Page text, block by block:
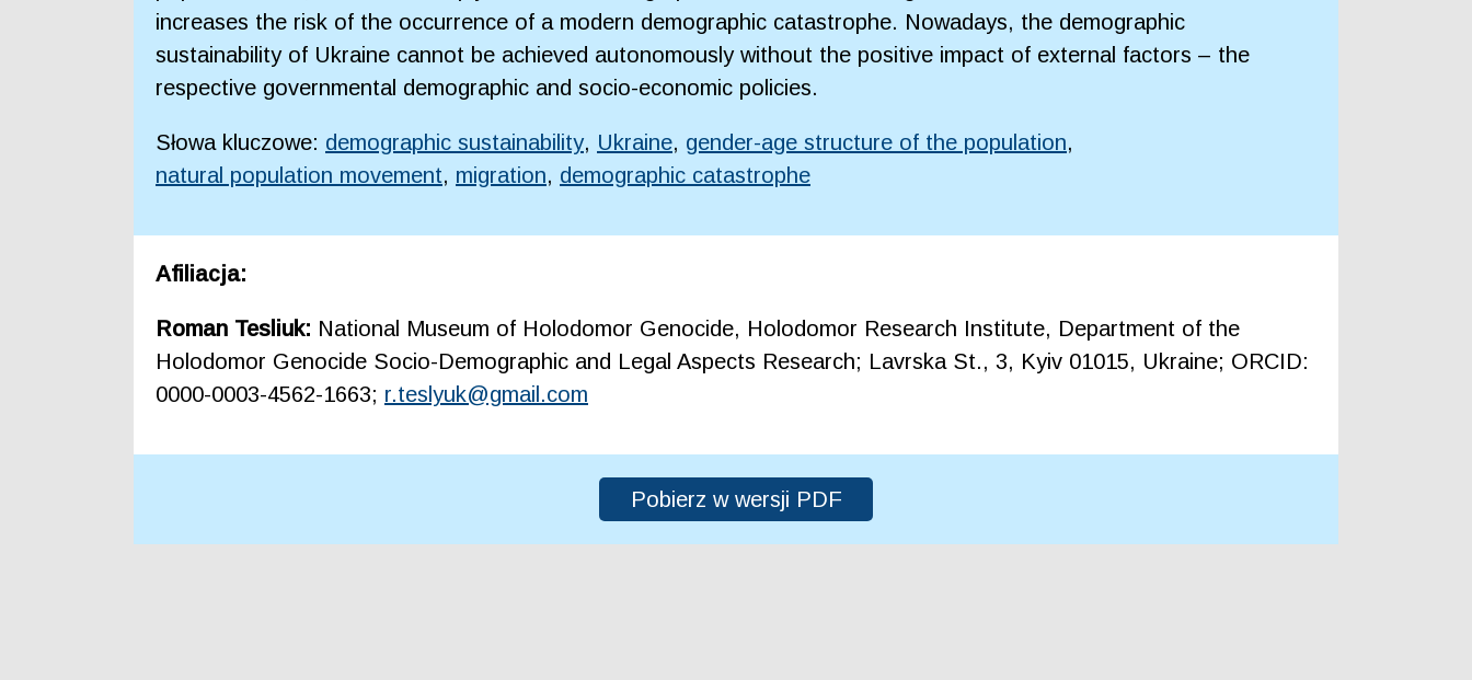
increases the risk of the occurrence of a modern demographic catastrophe. Nowadays, the demographic
sustainability of Ukraine cannot be achieved autonomously without the positive impact of external factors – the
respective governmental demographic and socio-economic policies.
Słowa kluczowe: demographic sustainability, Ukraine, gender-age structure of the population,
natural population movement, migration, demographic catastrophe
Afiliacja:
Roman Tesliuk: National Museum of Holodomor Genocide, Holodomor Research Institute, Department of the
Holodomor Genocide Socio-Demographic and Legal Aspects Research; Lavrska St., 3, Kyiv 01015, Ukraine; ORCID:
0000-0003-4562-1663; r.teslyuk@gmail.com
Pobierz w wersji PDF